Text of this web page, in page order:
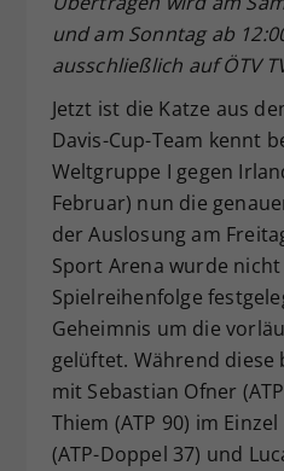
und am Sonntag ab
ausschließlich auf ÖTV
Jetzt ist die Katze aus
Davis-Cup-Team kennt
Weltgruppe I gegen
Februar) nun die
der Auslosung am
Sport Arena wurde
Spielreihenfolge
Geheimnis um die
gelüftet. Während diese
mit Sebastian Ofner
Thiem (ATP 90) im
(ATP-Doppel 37) und
Zweck
Dieser Wert
historische
Webseiten-
hat.